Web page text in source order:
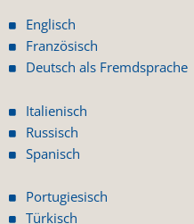
Englisch
Französisch
Deutsch als Fremdsprache
Italienisch
Russisch
Spanisch
Portugiesisch
Türkisch